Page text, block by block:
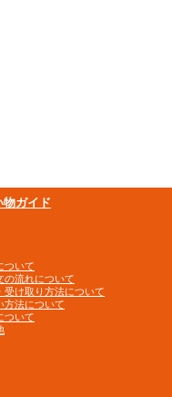
物ガイド
ついて
の流れについて
受け取り方法について
方法について
ついて